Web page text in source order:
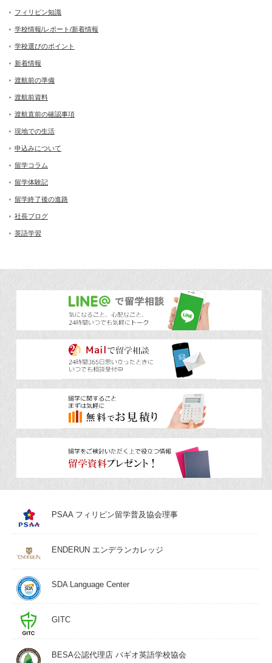
フィリピン知識
学校情報/レポート/新着情報
学校選びのポイント
新着情報
渡航前の準備
渡航前資料
渡航直前の確認事項
現地での生活
申込みについて
留学コラム
留学体験記
留学終了後の進路
社長ブログ
英語学習
PSAA フィリピン留学普及協会理事
ENDERUN エンデランカレッジ
SDA Language Center
GITC
BESA公認代理店 バギオ英語学校協会